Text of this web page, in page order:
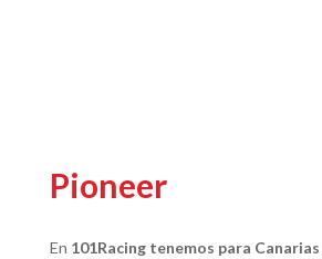
Pioneer
En 101Racing tenemos para Canarias